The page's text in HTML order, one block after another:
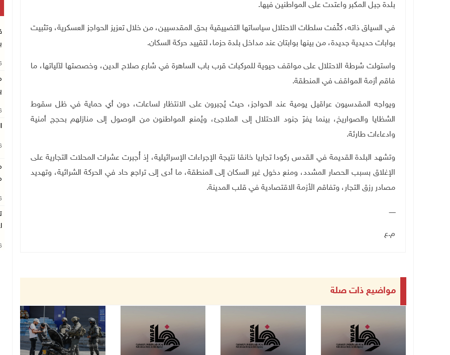
بلدة جبل المكبر واعتدت على المواطنين فيها.
في السياق ذاته، كثّفت سلطات الاحتلال سياساتها التضييقية بحق المقدسيين، من خلال تعزيز الحواجز العسكرية، وتثبيت
بوابات حديدية جديدة، من بينها بوابتان عند مداخل بلدة حزما، لتقييد حركة السكان.
واستولت شرطة الاحتلال على مواقف حيوية للمركبات قرب باب الساهرة في شارع صلاح الدين، وخصصتها لآلياتها، ما
فاقم أزمة المواقف في المنطقة.
ويواجه المقدسيون عراقيل يومية عند الحواجز، حيث يُجبرون على الانتظار لساعات، دون أي حماية في ظل سقوط
الشظايا والصواريخ، بينما يفرّ جنود الاحتلال إلى الملاجئ، ويُمنع المواطنون من الوصول إلى منازلهم بحجج أمنية
وادعاءات طارئة.
وتشهد البلدة القديمة في القدس ركودا تجاريا خانقا نتيجة الإجراءات الإسرائيلية، إذ أُجبرت عشرات المحلات التجارية على
الإغلاق بسبب الحصار المشدد، ومنع دخول غير السكان إلى المنطقة، ما أدى إلى تراجع حاد في الحركة الشرائية، وتهديد
مصادر رزق التجار، وتفاقم الأزمة الاقتصادية في قلب المدينة.
ــــــ
م.ع
مواضيع ذات صلة